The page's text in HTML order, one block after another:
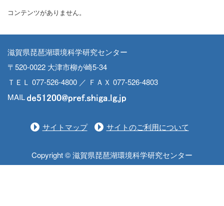
コンテンツがありません。
滋賀県琵琶湖環境科学研究センター
〒520-0022 大津市柳が崎5-34
ＴＥＬ 077-526-4800 ／ ＦＡＸ 077-526-4803
MAIL
サイトマップ サイトのご利用について
Copyright © 滋賀県琵琶湖環境科学研究センター